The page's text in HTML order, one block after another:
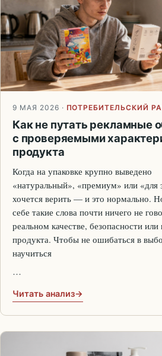
9 МАЯ 2026 · ПОТРЕБИТЕЛЬСКИЙ
Как не путать рекламные
с проверяемыми
продукта
Когда на упаковке крупно выведено
«натуральный», «премиум» или «для
хочется верить — и это нормально.
себе такие слова почти ничего не
реальном качестве, безопасности или
продукта. Чтобы не ошибаться в
научиться
…
Читать анализ